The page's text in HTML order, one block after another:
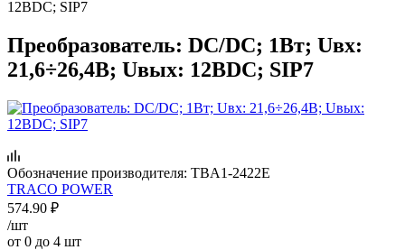
12ВDC; SIP7
Преобразователь: DC/DC; 1Вт; Uвх:
21,6÷26,4В; Uвых: 12ВDC; SIP7
Обозначение производителя: TBA1-2422E
TRACO POWER
574.90 ₽
/шт
от 0 до 4 шт